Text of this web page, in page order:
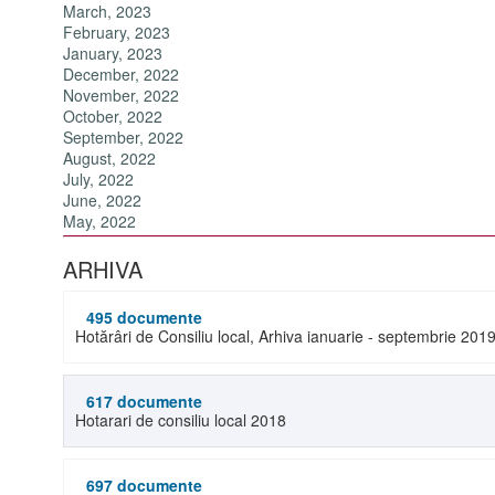
March, 2023
February, 2023
January, 2023
December, 2022
November, 2022
October, 2022
September, 2022
August, 2022
July, 2022
June, 2022
May, 2022
ARHIVA
495 documente
Hotărâri de Consiliu local, Arhiva ianuarie - septembrie 2019
617 documente
Hotarari de consiliu local 2018
697 documente